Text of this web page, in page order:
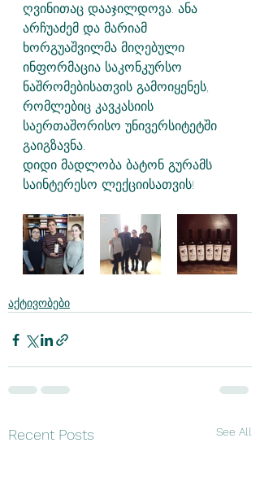
ღვინითაც დააჯილდოვა. ანა
არჩუაძემ და მარიამ
ხორგუაშვილმა მიღებული
ინფორმაცია საკონკურსო
ნაშრომებისათვის გამოიყენეს,
რომლებიც კავკასიის
საერთაშორისო უნივერსიტეტში
გაიგზავნა.
დიდი მადლობა ბატონ გურამს
საინტერესო ლექციისათვის!
აქტივობები
Recent Posts See All